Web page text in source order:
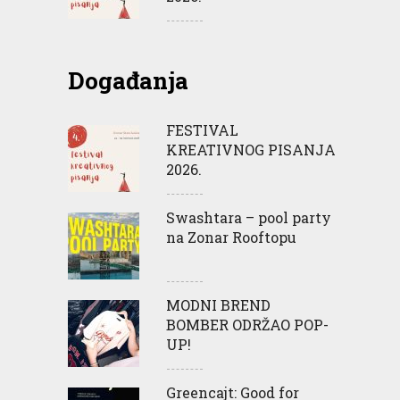
Događanja
FESTIVAL
KREATIVNOG PISANJA
2026.
Swashtara – pool party
na Zonar Rooftopu
MODNI BREND
BOMBER ODRŽAO POP-
UP!
Greencajt: Good for